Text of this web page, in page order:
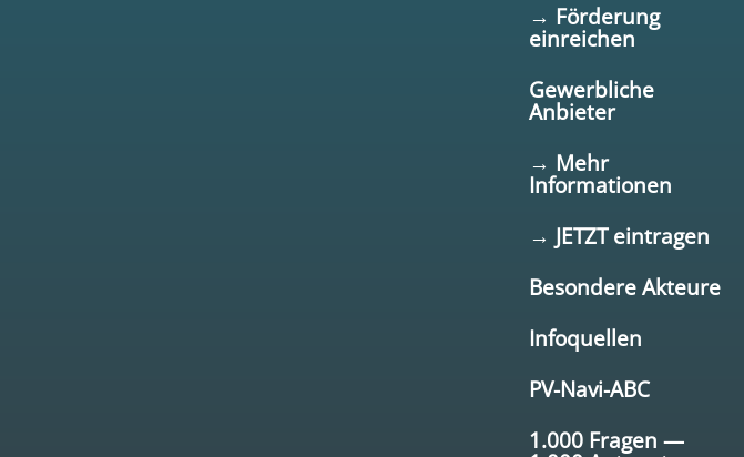
→ Förderung
einreichen
Gewerbliche
Anbieter
→ Mehr
Informationen
→ JETZT eintragen
Besondere Akteure
Infoquellen
PV-Navi-ABC
1.000 Fragen —